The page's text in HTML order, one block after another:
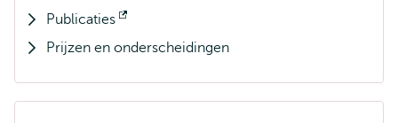
Publicaties
Opent
externPrijzen en onderscheidingen